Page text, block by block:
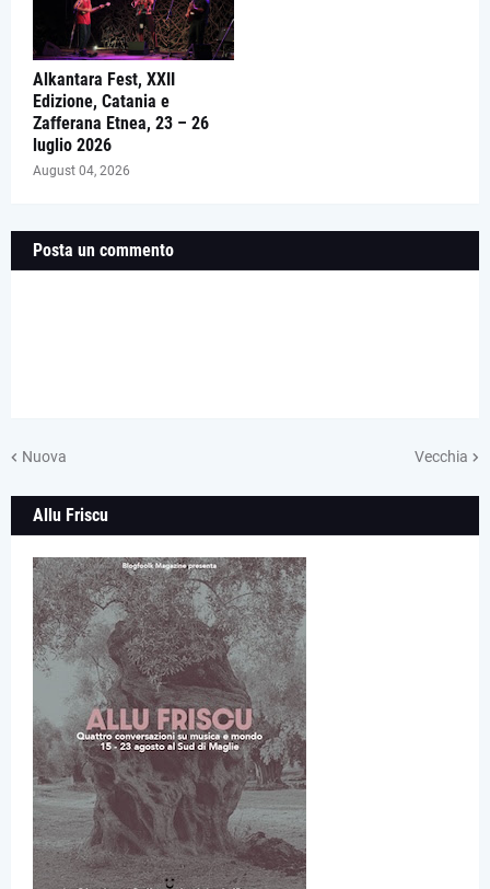
Alkantara Fest, XXII
Edizione, Catania e
Zafferana Etnea, 23 – 26
luglio 2026
August 04, 2026
Posta un commento
Nuova Vecchia
Allu Friscu